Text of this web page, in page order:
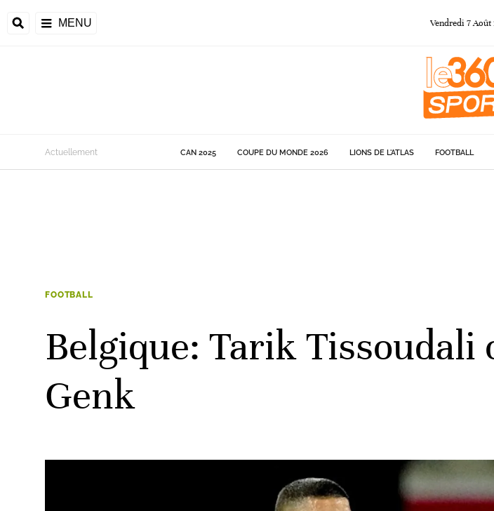
MENU Vendredi 7Août
de la CAF
Actuellement CAN 2025 COUPE DU MONDE 2026 LIONS DE L'ATLAS FOOTBALL
FOOTBALL
Belgique: Tarik Tissoudali
Genk